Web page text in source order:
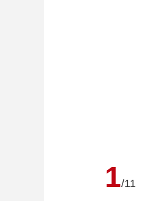
1/11